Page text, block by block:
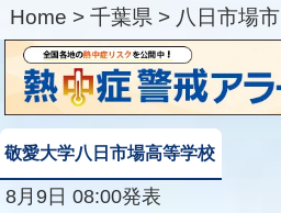
Home > 千葉県 > 八日市場市
敬愛大学八日市場高等学校
8月9日 08:00発表